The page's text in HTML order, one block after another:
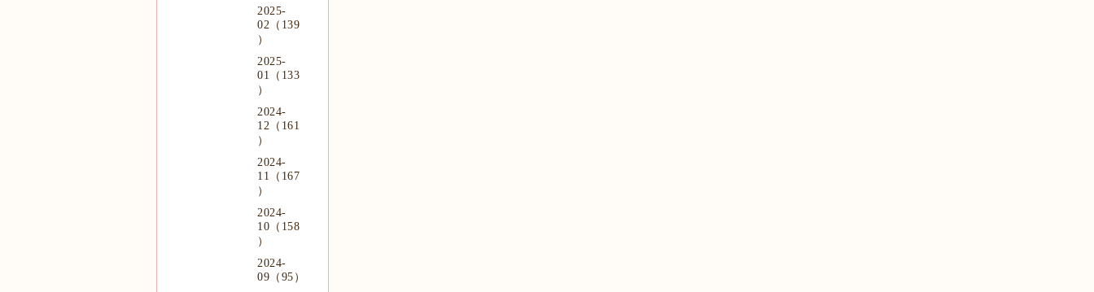
2025-
02（139
）
2025-
01（133
）
2024-
12（161
）
2024-
11（167
）
2024-
10（158
）
2024-
09（95）